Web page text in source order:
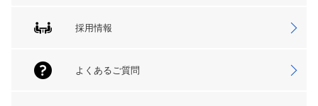
採用情報
よくあるご質問